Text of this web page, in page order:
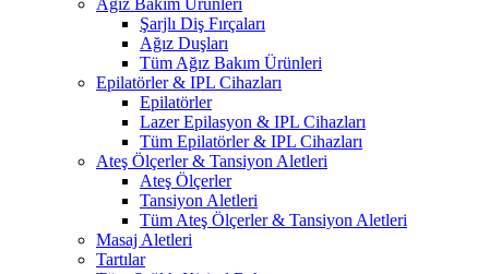
Ağız Bakım Ürünleri
Şarjlı Diş Fırçaları
Ağız Duşları
Tüm Ağız Bakım Ürünleri
Epilatörler & IPL Cihazları
Epilatörler
Lazer Epilasyon & IPL Cihazları
Tüm Epilatörler & IPL Cihazları
Ateş Ölçerler & Tansiyon Aletleri
Ateş Ölçerler
Tansiyon Aletleri
Tüm Ateş Ölçerler & Tansiyon Aletleri
Masaj Aletleri
Tartılar